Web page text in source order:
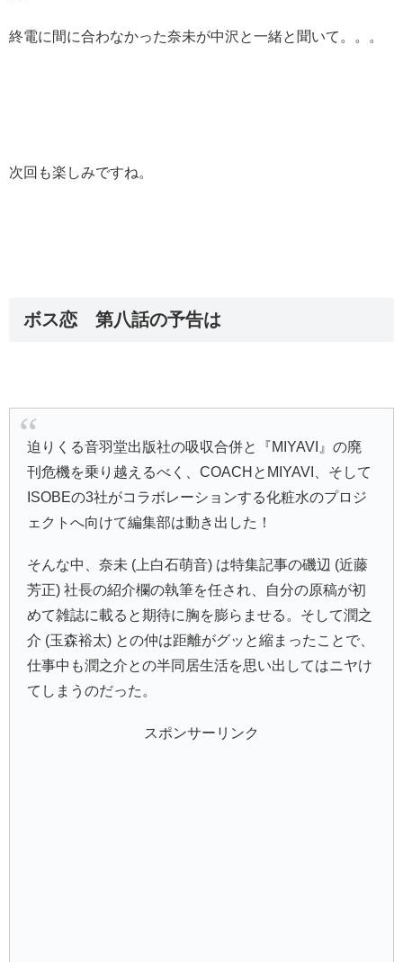
終電に間に合わなかった奈未が中沢と一緒と聞いて。。。
次回も楽しみですね。
ボス恋 第八話の予告は
迫りくる音羽堂出版社の吸収合併と『MIYAVI』の廃
刊危機を乗り越えるべく、COACHとMIYAVI、そして
ISOBEの3社がコラボレーションする化粧水のプロジ
ェクトへ向けて編集部は動き出した！
そんな中、奈未 (上白石萌音) は特集記事の磯辺 (近藤
芳正) 社長の紹介欄の執筆を任され、自分の原稿が初
めて雑誌に載ると期待に胸を膨らませる。そして潤之
介 (玉森裕太) との仲は距離がグッと縮まったことで、
仕事中も潤之介との半同居生活を思い出してはニヤけ
てしまうのだった。
スポンサーリンク